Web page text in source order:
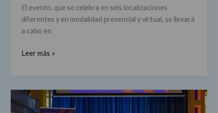
El evento, que se celebra en seis localizaciones
diferentes y en modalidad presencial y virtual, se llevará
a cabo en
Leer más »
Hoy
arranca